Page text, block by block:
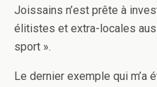
Joissains n’est prête à
élitistes et extra-locales
sport ».
Le dernier exemple qui m’a